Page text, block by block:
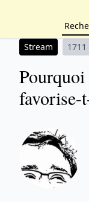
Stream 1711
favorise-